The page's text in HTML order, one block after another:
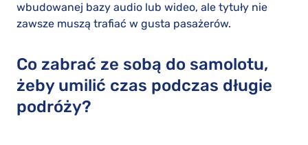
wbudowanej bazy audio lub wideo, ale tytuły nie
zawsze muszą trafiać w gusta pasażerów.
Co zabrać ze sobą do samolotu,
żeby umilić czas podczas długie
podróży?